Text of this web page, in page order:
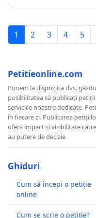
1 2 3 4 5
Petitieonline.com
Punem la dispoziția dvs.
posibilitatea să publicați
serviciile noastre dedicate.
în fiecare zi. Publicarea
oferă impact și vizibilitate
au putere de decizie
Ghiduri
Cum să începi o petiție
online
Cum se scrie o petiție?